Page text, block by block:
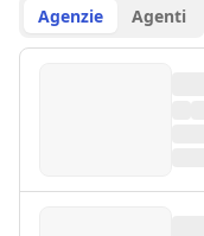
Agenzie Agenti